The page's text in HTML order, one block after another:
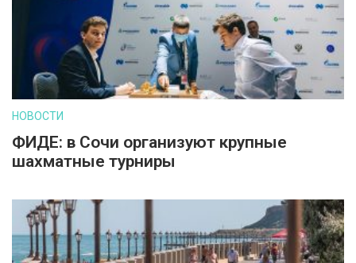
НОВОСТИ
ФИДЕ: в Сочи организуют крупные
шахматные турниры